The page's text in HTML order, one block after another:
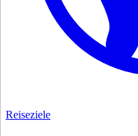
Reiseziele